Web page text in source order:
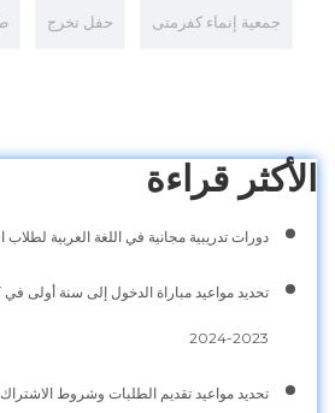
جمعية إنماء كفرمتى حفل تخرج
الأكثر قراءة
دورات تدريبية مجانية في اللغة العربية
تحديد مواعيد مباراة الدخول إلى سنة أولى في
2023-2024
تحديد مواعيد تقديم الطلبات وشروط